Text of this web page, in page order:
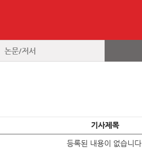
논문/저서
기사제목
등록된 내용이 없습니다.